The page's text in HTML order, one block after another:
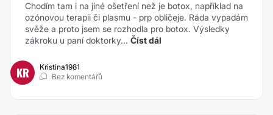
Chodím tam i na jiné ošetření než je botox, například na
ozónovou terapii či plasmu - prp obličeje. Ráda vypadám
svěže a proto jsem se rozhodla pro botox. Výsledky
zákroku u paní doktorky... Číst dál
KR
Kristina1981
Bez komentářů